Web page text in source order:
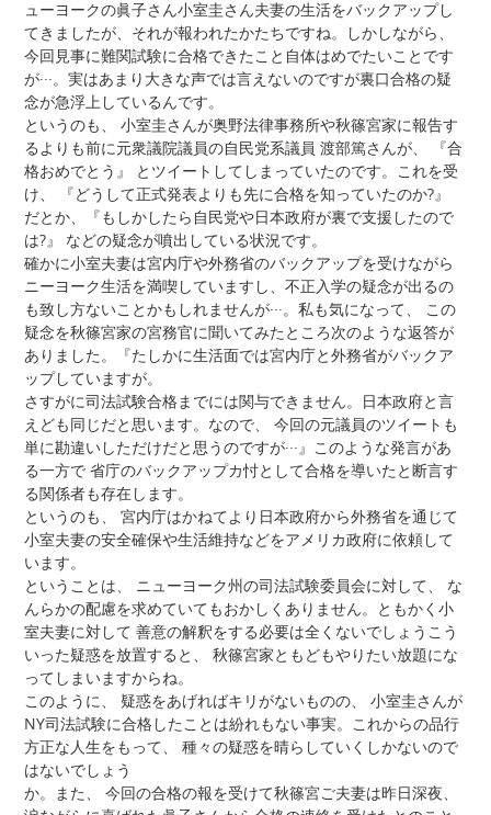
ューヨークの眞子さん小室圭さん夫妻の生活をバックアップし
てきましたが、それが報われたかたちですね。しかしながら、
今回見事に難関試験に合格できたこと自体はめでたいことです
が···。実はあまり大きな声では言えないのですが裏口合格の疑
念が急浮上しているんです。
というのも、 小室圭さんが奥野法律事務所や秋篠宮家に報告す
るよりも前に元衆議院議員の自民党系議員 渡部篤さんが、 『合
格おめでとう』 とツイートしてしまっていたのです。これを受
け、 『どうして正式発表よりも先に合格を知っていたのか?』
だとか、『もしかしたら自民党や日本政府が裏で支援したので
は?』 などの疑念が噴出している状況です。
確かに小室夫妻は宮内庁や外務省のバックアップを受けながら
ニーヨーク生活を満喫していますし、不正入学の疑念が出るの
も致し方ないことかもしれませんが···。私も気になって、 この
疑念を秋篠宮家の宮務官に聞いてみたところ次のような返答が
ありました。『たしかに生活面では宮内庁と外務省がバックア
ップしていますが。
さすがに司法試験合格までには関与できません。日本政府と言
えども同じだと思います。なので、 今回の元議員のツイートも
単に勘違いしただけだと思うのですが···』このような発言があ
る一方で 省庁のバックアップカ忖として合格を導いたと断言す
る関係者も存在します。
というのも、 宮内庁はかねてより日本政府から外務省を通じて
小室夫妻の安全確保や生活維持などをアメリカ政府に依頼して
います。
ということは、 ニューヨーク州の司法試験委員会に対して、 な
んらかの配慮を求めていてもおかしくありません。ともかく小
室夫妻に対して 善意の解釈をする必要は全くないでしょうこう
いった疑惑を放置すると、 秋篠宮家ともどもやりたい放題にな
ってしまいますからね。
このように、 疑惑をあげればキリがないものの、 小室圭さんが
NY司法試験に合格したことは紛れもない事実。これからの品行
方正な人生をもって、 種々の疑惑を晴らしていくしかないので
はないでしょう
か。また、 今回の合格の報を受けて秋篠宮ご夫妻は昨日深夜、